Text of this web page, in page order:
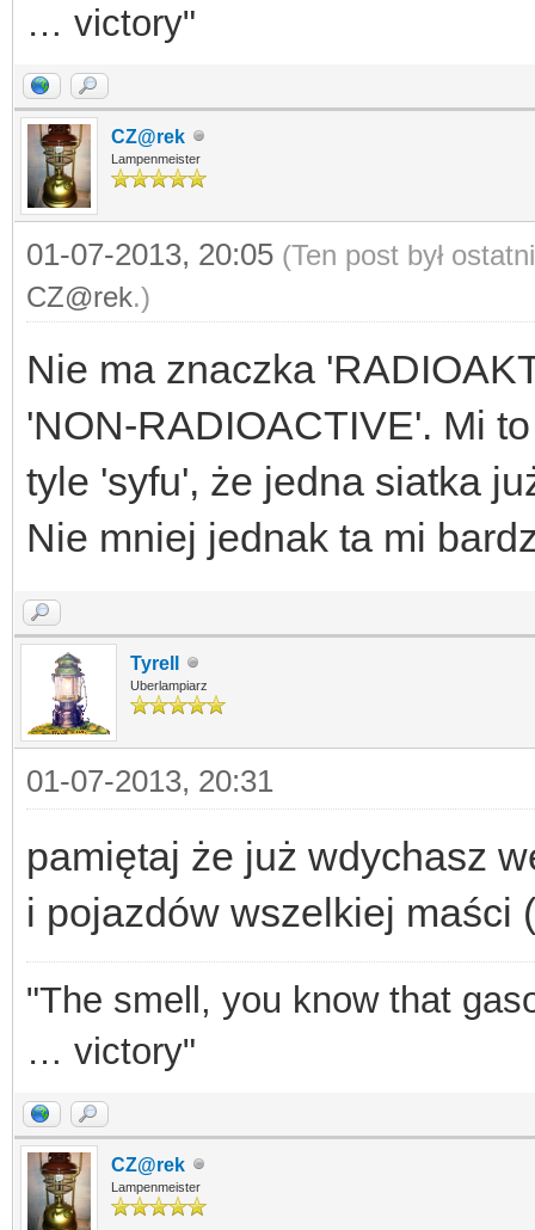
… victory"
CZ@rek
Lampenmeister
01-07-2013, 20:05 (Ten post był
CZ@rek.)
Nie ma znaczka
'NON-RADIOACTIVE'. Mi
tyle 'syfu', że jedna siatka
Nie mniej jednak ta mi
Tyrell
Uberlampiarz
01-07-2013, 20:31
pamiętaj że już wdychasz
i pojazdów wszelkiej
"The smell, you know that
… victory"
CZ@rek
Lampenmeister